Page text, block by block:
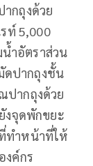
กถุงด้วย
ท์ 5,000
ำอัตราส่วน
ดปากถุงชั้น
ปากถุงด้วย
งจุดพักขยะ
ทำหน้าที่ให้
งค์กร